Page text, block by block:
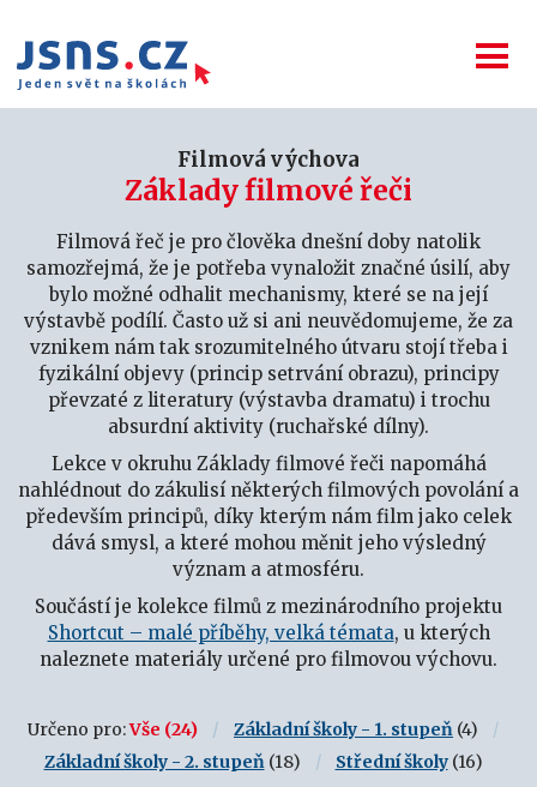
Filmová výchova
Základy filmové řeči
Filmová řeč je pro člověka dnešní doby natolik
samozřejmá, že je potřeba vynaložit značné úsilí, aby
bylo možné odhalit mechanismy, které se na její
výstavbě podílí. Často už si ani neuvědomujeme, že za
vznikem nám tak srozumitelného útvaru stojí třeba i
fyzikální objevy (princip setrvání obrazu), principy
převzaté z literatury (výstavba dramatu) i trochu
absurdní aktivity (ruchařské dílny).
Lekce v okruhu Základy filmové řeči napomáhá
nahlédnout do zákulisí některých filmových povolání a
především principů, díky kterým nám film jako celek
dává smysl, a které mohou měnit jeho výsledný
význam a atmosféru.
Součástí je kolekce filmů z mezinárodního projektu
Shortcut – malé příběhy, velká témata, u kterých
naleznete materiály určené pro filmovou výchovu.
Určeno pro:Vše (24) Základní školy - 1. stupeň (4)
Základní školy - 2. stupeň(18) Střední školy(16)